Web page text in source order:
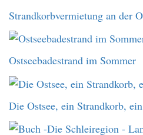
Strandkorbvermietung an der
Ostseebadestrand im Sommer
Die Ostsee, ein Strandkorb,